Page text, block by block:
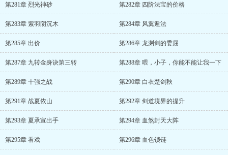
第281章 烈光神砂 第282章 四阶法宝的价格
第283章 紫羽阴沉木 第284章 风翼遁法
第285章 出价 第286章 龙渊剑的委屈
第287章 九转金身诀第三转 第288章 喂，小子，你能不能让我一下
第289章 十强之战 第290章 白衣楚剑秋
第291章 战夏依山 第292章 剑道境界的提升
第293章 夏承宣出手 第294章 血煞封天大阵
第295章 看戏 第296章 血色锁链